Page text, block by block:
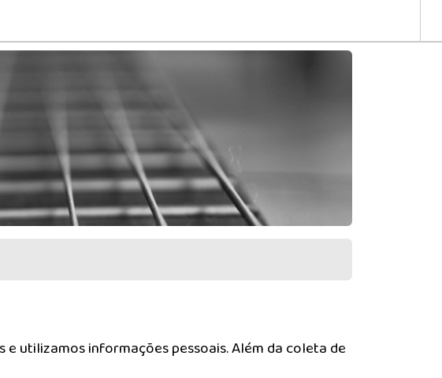
utilizamos informações pessoais. Além da coleta de